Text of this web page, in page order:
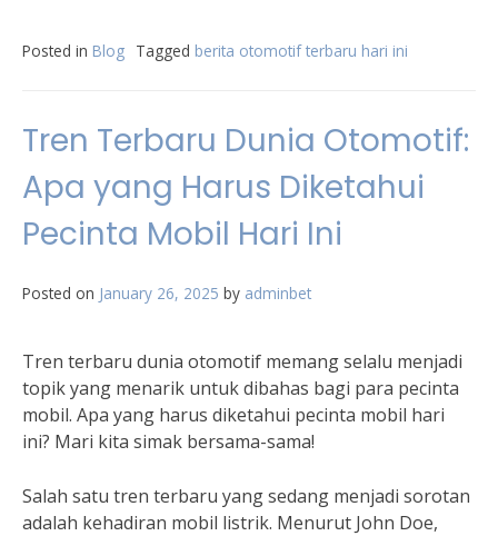
Posted in Blog Tagged berita otomotif terbaru hari ini
Tren Terbaru Dunia Otomotif:
Apa yang Harus Diketahui
Pecinta Mobil Hari Ini
Posted on January 26, 2025 by adminbet
Tren terbaru dunia otomotif memang selalu menjadi
topik yang menarik untuk dibahas bagi para pecinta
mobil. Apa yang harus diketahui pecinta mobil hari
ini? Mari kita simak bersama-sama!
Salah satu tren terbaru yang sedang menjadi sorotan
adalah kehadiran mobil listrik. Menurut John Doe,